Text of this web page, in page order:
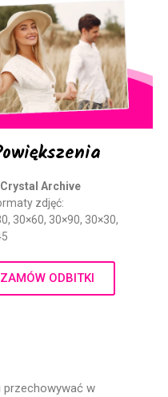
Archive
zdjęć:
30×60, 30×90, 30×30,
ZAMÓW ODBITKI
przechowywać w